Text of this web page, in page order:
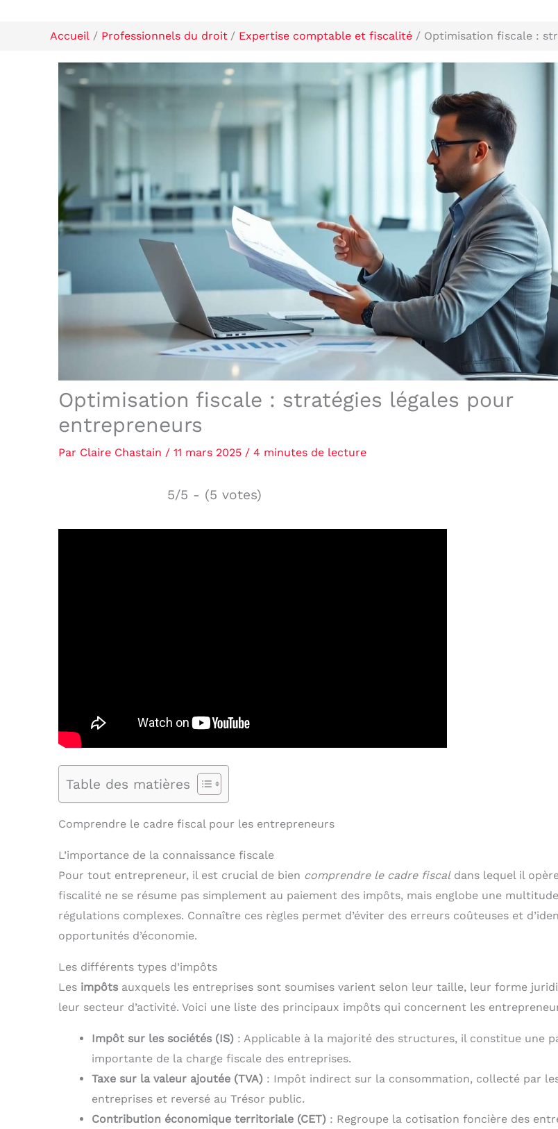
Accueil Professionnels du droit Expertise comptable et fiscalité Optimisation fiscale :
Optimisation fiscale : stratégies légales pour
entrepreneurs
Par Claire Chastain / 11 mars 2025 / 4 minutes de lecture
5/5 - (5 votes)
Table des matières
Comprendre le cadre fiscal pour les entrepreneurs
L’importance de la connaissance fiscale
Pour tout entrepreneur, il est crucial de bien comprendre le cadre fiscaldans lequel il
fiscalité ne se résume pas simplement au paiement des impôts, mais englobe une
régulations complexes. Connaître ces règles permet d’éviter des erreurs coûteuses et
opportunités d’économie.
Les différents types d’impôts
Les impôts auxquels les entreprises sont soumises varient selon leur taille, leur forme
leur secteur d’activité. Voici une liste des principaux impôts qui concernent les
Impôt sur les sociétés (IS) : Applicable à la majorité des structures, il constitue une
importante de la charge fiscale des entreprises.
Taxe sur la valeur ajoutée (TVA) : Impôt indirect sur la consommation, collecté par
entreprises et reversé au Trésor public.
Contribution économique territoriale (CET) : Regroupe la cotisation foncière des